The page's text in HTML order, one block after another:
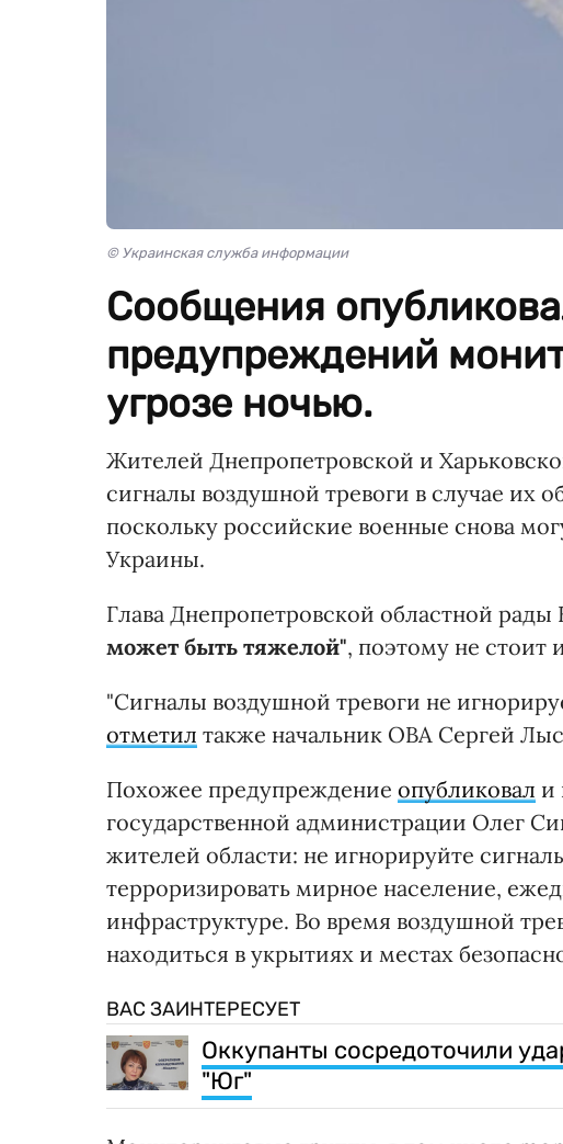
© Украинская служба информации
Сообщения
предупреждений
угрозе ночью.
Жителей Днепропетровской и
сигналы воздушной тревоги в случае их
поскольку российские военные снова
Украины.
Глава Днепропетровской областной
может быть тяжелой", поэтому не стоит
"Сигналы воздушной тревоги не
отметил также начальник ОВА Сергей
Похожее предупреждение опубликовал и
государственной администрации Олег
жителей области: не игнорируйте
терроризировать мирное население,
инфраструктуре. Во время воздушной
находиться в укрытиях и местах
ВАС ЗАИНТЕРЕСУЕТ
Оккупанты сосредоточили
"Юг"